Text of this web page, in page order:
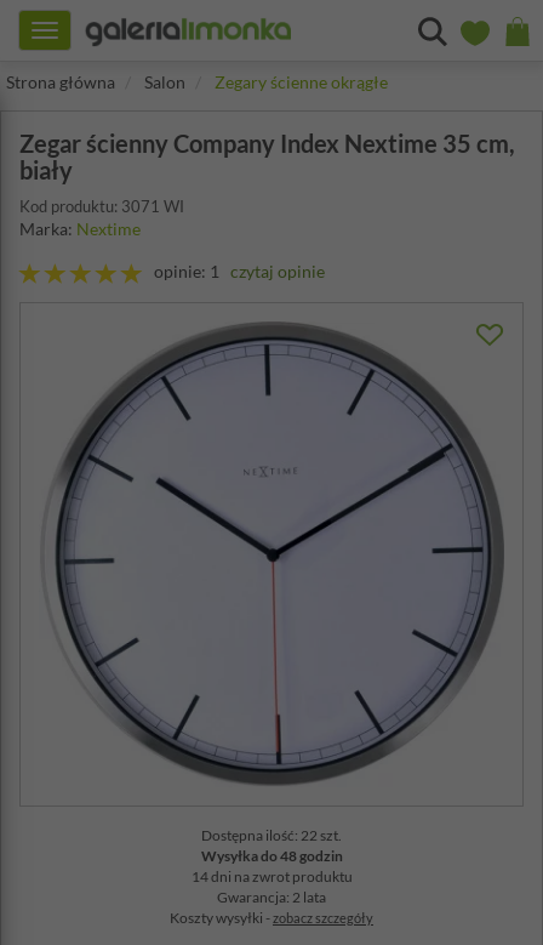
Toggle
navigation
Strona główna
Salon Zegary ścienne okrągłe
Zegar ścienny Company Index Nextime 35 cm,
biały
Kod produktu: 3071 WI
Marka: Nextime
opinie: 1 czytaj opinie
Dostępna ilość: 22 szt.
Wysyłka do 48 godzin
14 dni na zwrot produktu
Gwarancja: 2 lata
Koszty wysyłki -zobacz szczegóły